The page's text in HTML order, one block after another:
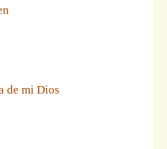
de mi Dios